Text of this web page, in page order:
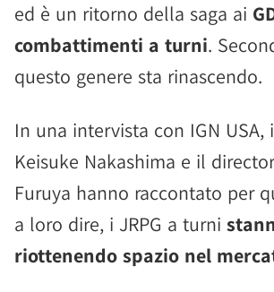
ed è un ritorno della saga ai
combattimenti a turni.
questo genere sta rinascendo.
In una intervista con IGN
Keisuke Nakashima e il
Furuya hanno raccontato per
a loro dire, i JRPG a turni
riottenendo spazio nel